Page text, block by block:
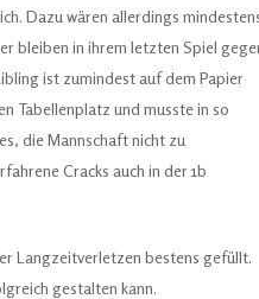
Dazu wären allerdings
bleiben in ihrem letzten Spiel
ist zumindest auf dem Papier
Tabellenplatz und musste in so
die Mannschaft nicht zu
Cracks auch in der 1b
Langzeitverletzen bestens gefüllt.
gestalten kann.